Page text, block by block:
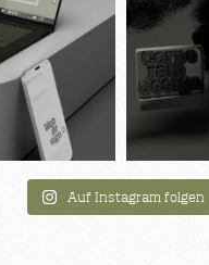
Auf Instagram folgen